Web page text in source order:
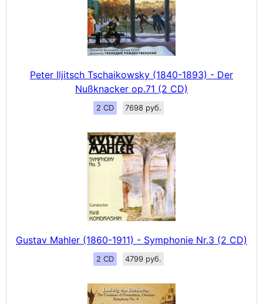
Peter Iljitsch Tschaikowsky (1840-1893) - Der
Nußknacker op.71 (2 CD)
2 CD 7698 руб.
Gustav Mahler (1860-1911) - Symphonie Nr.3 (2 CD)
2 CD 4799 руб.